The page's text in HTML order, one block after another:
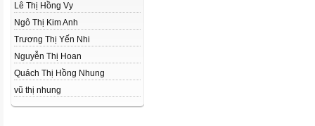
Lê Thị Hồng Vy
Ngô Thị Kim Anh
Trương Thị Yến Nhi
Nguyễn Thị Hoan
Quách Thị Hồng Nhung
vũ thị nhung